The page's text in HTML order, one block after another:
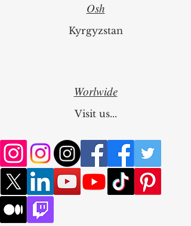
Osh
Kyrgyzstan
Worlwide
Visit us...